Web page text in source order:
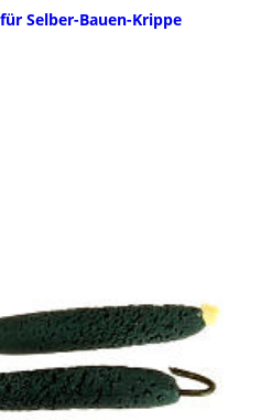
Selber-Bauen-Krippe